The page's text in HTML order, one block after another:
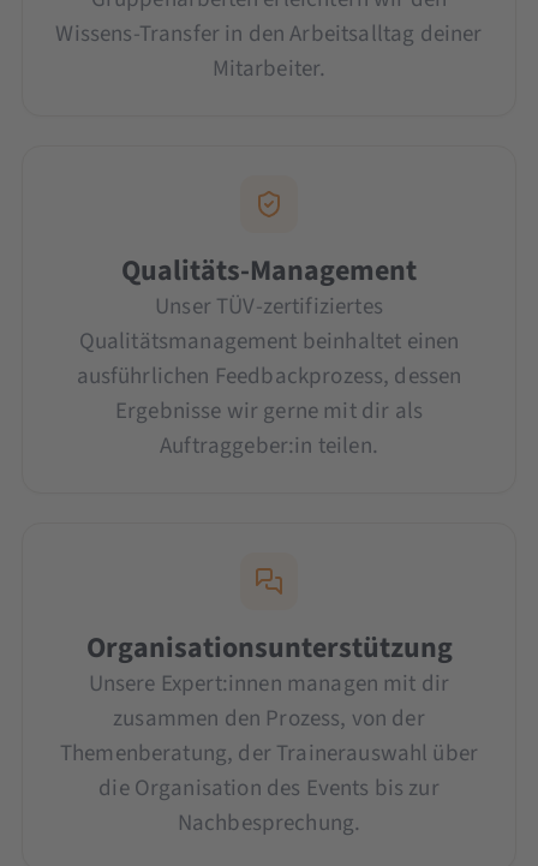
Wissens-Transfer in den Arbeitsalltag deiner
Mitarbeiter.
Qualitäts-Management
Unser TÜV-zertifiziertes
Qualitätsmanagement beinhaltet einen
ausführlichen Feedbackprozess, dessen
Ergebnisse wir gerne mit dir als
Auftraggeber:in teilen.
Organisationsunterstützung
Unsere Expert:innen managen mit dir
zusammen den Prozess, von der
Themenberatung, der Trainerauswahl über
die Organisation des Events bis zur
Nachbesprechung.